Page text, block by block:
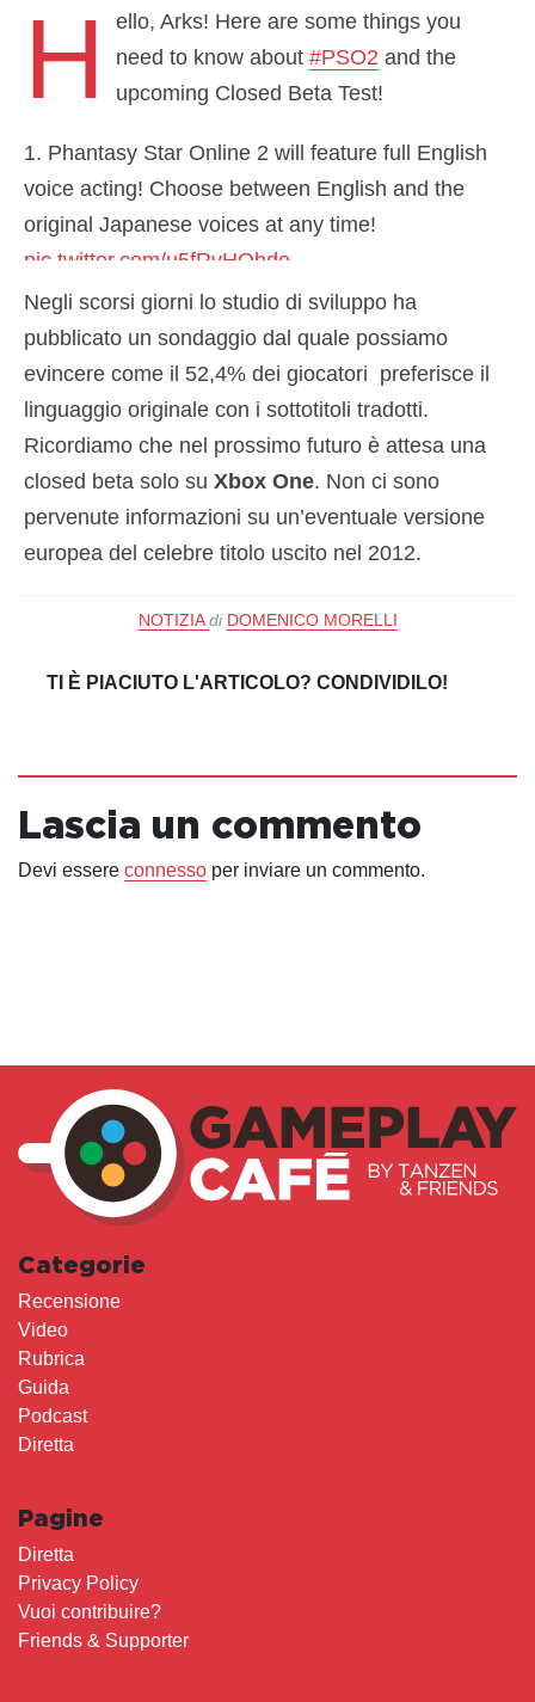
H
ello, Arks! Here are some things you
need to know about#PSO2 and the
upcoming Closed Beta Test!
1. Phantasy Star Online 2 will feature full English
voice acting! Choose between English and the
original Japanese voices at any time!
pic.twitter.com/u5fRvHQhdo
— Phantasy Star Online 2 (NA) (@play_pso2)
January 29, 2020
Negli scorsi giorni lo studio di sviluppo ha
pubblicato un sondaggio dal quale possiamo
evincere come il 52,4% dei giocatori preferisce il
linguaggio originale con i sottotitoli tradotti.
Ricordiamo che nel prossimo futuro è attesa una
closed beta solo su Xbox One. Non ci sono
pervenute informazioni su un’eventuale versione
europea del celebre titolo uscito nel 2012.
NOTIZIA di DOMENICO MORELLI
TI È PIACIUTO L'ARTICOLO? CONDIVIDILO!
Lascia un commento
Devi essere connesso per inviare un commento.
Categorie
Recensione
Video
Rubrica
Guida
Podcast
Diretta
Pagine
Diretta
Privacy Policy
Vuoi contribuire?
Friends & Supporter